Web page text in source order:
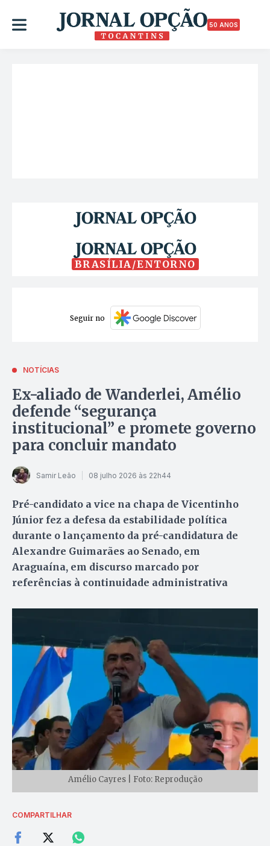
50 ANOS
BRASÍLIA/ENTORNO
Seguir no
NOTÍCIAS
Ex-aliado de Wanderlei, Amélio
defende “segurança
institucional” e promete governo
para concluir mandato
Samir Leão 08 julho 2026 às 22h44
Pré-candidato a vice na chapa de Vicentinho
Júnior fez a defesa da estabilidade política
durante o lançamento da pré-candidatura de
Alexandre Guimarães ao Senado, em
Araguaína, em discurso marcado por
referências à continuidade administrativa
Amélio Cayres | Foto: Reprodução
COMPARTILHAR